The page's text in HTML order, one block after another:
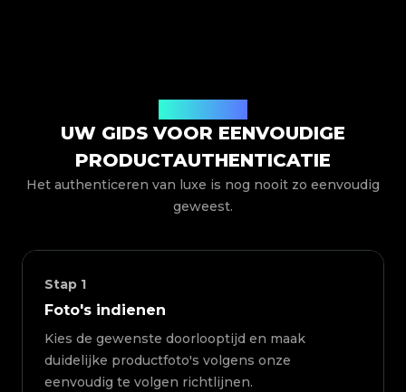
UW GIDS VOOR EENVOUDIGE
PRODUCTAUTHENTICATIE
Het authenticeren van luxe is nog nooit zo eenvoudig
geweest.
Stap 1
Foto's indienen
Kies de gewenste doorlooptijd en maak
duidelijke productfoto's volgens onze
eenvoudig te volgen richtlijnen.